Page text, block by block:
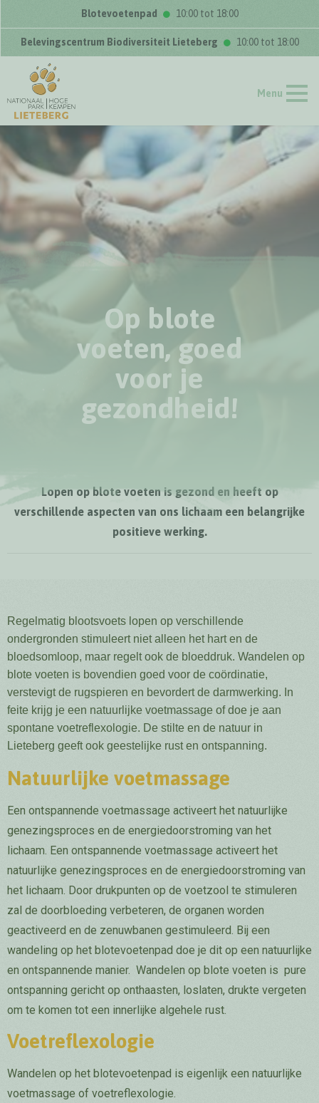
Blotevoetenpad 10:00 tot 18:00
Belevingscentrum Biodiversiteit Lieteberg 10:00 tot 18:00
Menu
Op blote
voeten, goed
voor je
gezondheid!
Lopen op blote voeten is gezond en heeft op
verschillende aspecten van ons lichaam een belangrijke
positieve werking.
Regelmatig blootsvoets lopen op verschillende
ondergronden stimuleert niet alleen het harten de
bloedsomloop, maar regelt ook de bloeddruk. Wandelen op
blote voeten is bovendien goed voor de coördinatie,
verstevigt de rugspieren en bevordertde darmwerking. In
feite krijg je een natuurlijke voetmassage of doe je aan
spontane voetreflexologie. De stilte en de natuur in
Lieteberg geeft ook geestelijke rust en ontspanning.
Natuurlijke voetmassage
Een ontspannende voetmassage activeert het natuurlijke
genezingsproces en de energiedoorstroming van het
lichaam. Een ontspannende voetmassage activeert het
natuurlijke genezingsproces en de energiedoorstroming van
het lichaam. Door drukpunten op de voetzool te stimuleren
zal de doorbloeding verbeteren, de organen worden
geactiveerd en de zenuwbanen gestimuleerd. Bij een
wandeling op het blotevoetenpad doe je dit op een natuurlijke
en ontspannende manier. Wandelen op blote voeten is pure
ontspanning gericht op onthaasten, loslaten, drukte vergeten
om te komen tot een innerlijke algehele rust.
Voetreflexologie
Wandelen op het blotevoetenpad is eigenlijk een natuurlijke
voetmassage of voetreflexologie.